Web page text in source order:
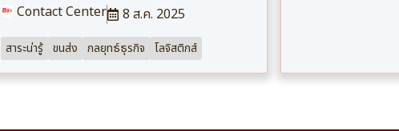
Contact Center
8 ส.ค. 2025
สาระน่ารู้ ขนส่ง กลยุทธ์ธุรกิจ โลจิสติกส์